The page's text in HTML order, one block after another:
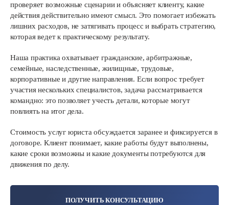
проверяет возможные сценарии и объясняет клиенту, какие
действия действительно имеют смысл. Это помогает избежать
лишних расходов, не затягивать процесс и выбрать стратегию,
которая ведет к практическому результату.
Наша практика охватывает гражданские, арбитражные,
семейные, наследственные, жилищные, трудовые,
корпоративные и другие направления. Если вопрос требует
участия нескольких специалистов, задача рассматривается
командно: это позволяет учесть детали, которые могут
повлиять на итог дела.
Стоимость услуг юриста обсуждается заранее и фиксируется в
договоре. Клиент понимает, какие работы будут выполнены,
какие сроки возможны и какие документы потребуются для
движения по делу.
ПОЛУЧИТЬ КОНСУЛЬТАЦИЮ